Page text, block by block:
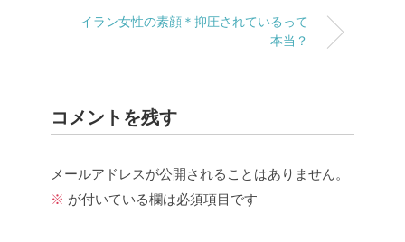
イラン女性の素顔＊抑圧されているって
本当？
コメントを残す
メールアドレスが公開されることはありません。
※ が付いている欄は必須項目です